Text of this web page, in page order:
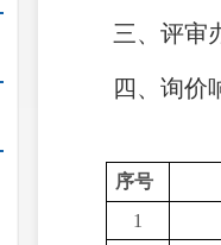
三、评审
四、询价
序号
1